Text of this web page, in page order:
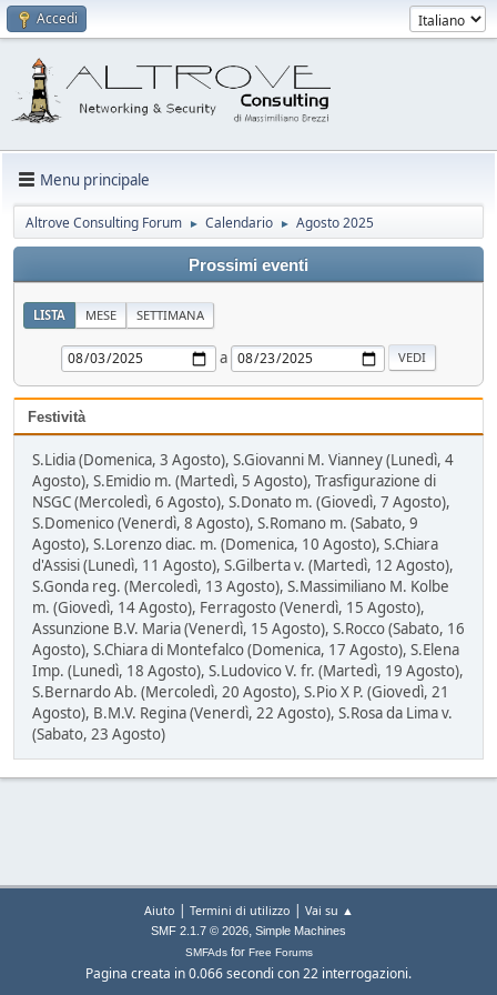
Accedi
Menu principale
Altrove Consulting Forum ► Calendario ► Agosto 2025
Prossimi eventi
LISTA MESE SETTIMANA
a
Festività
S.Lidia (Domenica, 3 Agosto), S.Giovanni M. Vianney (Lunedì, 4
Agosto), S.Emidio m. (Martedì, 5 Agosto), Trasfigurazione di
NSGC (Mercoledì, 6 Agosto), S.Donato m. (Giovedì, 7 Agosto),
S.Domenico (Venerdì, 8 Agosto), S.Romano m. (Sabato, 9
Agosto), S.Lorenzo diac. m. (Domenica, 10 Agosto), S.Chiara
d'Assisi (Lunedì, 11 Agosto), S.Gilberta v. (Martedì, 12 Agosto),
S.Gonda reg. (Mercoledì, 13 Agosto), S.Massimiliano M. Kolbe
m. (Giovedì, 14 Agosto), Ferragosto (Venerdì, 15 Agosto),
Assunzione B.V. Maria (Venerdì, 15 Agosto), S.Rocco (Sabato, 16
Agosto), S.Chiara di Montefalco (Domenica, 17 Agosto), S.Elena
Imp. (Lunedì, 18 Agosto), S.Ludovico V. fr. (Martedì, 19 Agosto),
S.Bernardo Ab. (Mercoledì, 20 Agosto), S.Pio X P. (Giovedì, 21
Agosto), B.M.V. Regina (Venerdì, 22 Agosto), S.Rosa da Lima v.
(Sabato, 23 Agosto)
Aiuto | Termini di utilizzo | Vai su ▲
SMF 2.1.7 © 2026, Simple Machines
SMFAdsfor Free Forums
Pagina creata in 0.066 secondi con 22 interrogazioni.